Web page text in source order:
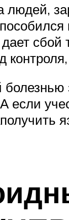
людей,
сбой
если